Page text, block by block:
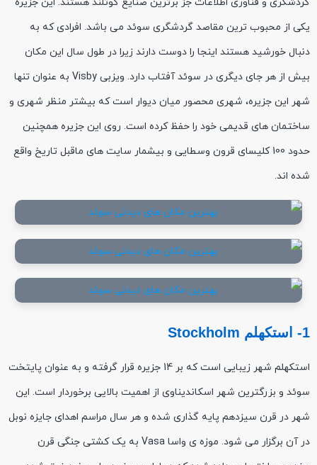
یکی از محبوب ترین مقاصد گردشگری سوئد می باشد. افرادی که به
دنبال خورشید هستند اینجا را دوست دارند زیرا در طول سال این مکان
بیش از هر جای دیگری در سوئد آفتاب دارد. ویزبی Visby به عنوان تنها
شهر این جزیره، شهری محصور میان دیوار است که بیشتر منظر شهری و
ساختمان های قدیمی خود را حفظ کرده است. روی این جزیره همچنین
حدود 100 کلیسای قرون وسطایی و بیشمار سایت های ماقبل تاریخ واقع
شده اند.
1- استکهلم Stockholm‎‏‎‎
استکهلم شهر زیبایی است که بر 14 جزیره قرار گرفته و به عنوان پایتخت
سوئد و بزرگترین شهر اسکاندیناوی از اهمیت بالایی برخوردار است. این
شهر در قرن سیزدهم پایه گذاری شده و هر سال مراسم اهدای جایزه نوبل
در آن برگزار می شود. موزه ی واسا Vasa به یک کشتی جنگی قرن